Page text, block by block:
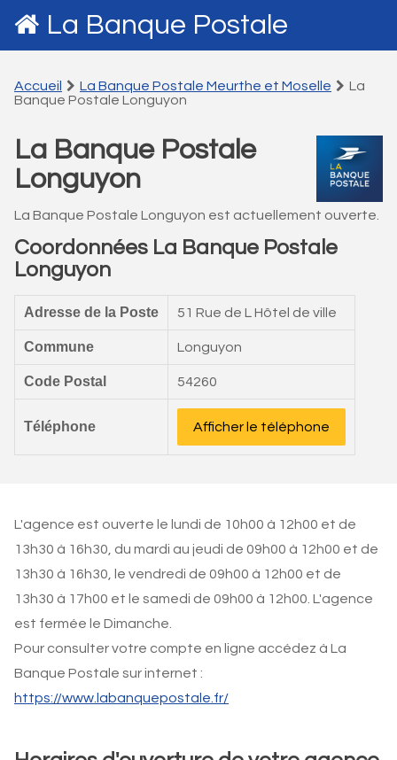
La Banque Postale
Accueil La Banque Postale Meurthe et Moselle
La
Banque Postale Longuyon
La Banque Postale
Longuyon
La Banque Postale Longuyon est actuellement ouverte.
Coordonnées La Banque Postale
Longuyon
Adresse de la Poste 51 Rue de L Hôtel de ville
Commune Longuyon
Code Postal 54260
Téléphone Afficher le téléphone
L'agence est ouverte le lundi de 10h00 à 12h00 et de
13h30 à 16h30, du mardi au jeudi de 09h00 à 12h00 et de
13h30 à 16h30, le vendredi de 09h00 à 12h00 et de
13h30 à 17h00 et le samedi de 09h00 à 12h00. L'agence
est fermée le Dimanche.
Pour consulter votre compte en ligne accédez à La
Banque Postale sur internet :
https://www.labanquepostale.fr/